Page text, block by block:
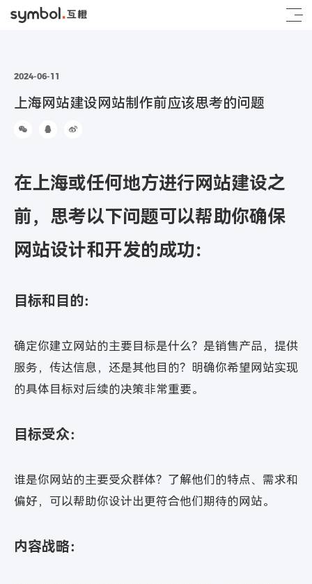
2024-06-11
上海网站建设网站制作前应该思考的问题
在上海或任何地方进行网站建设之
前，思考以下问题可以帮助你确保
网站设计和开发的成功：
目标和目的：
确定你建立网站的主要目标是什么？是销售产品，提供
服务，传达信息，还是其他目的？明确你希望网站实现
的具体目标对后续的决策非常重要。
目标受众：
谁是你网站的主要受众群体？了解他们的特点、需求和
偏好，可以帮助你设计出更符合他们期待的网站。
内容战略：